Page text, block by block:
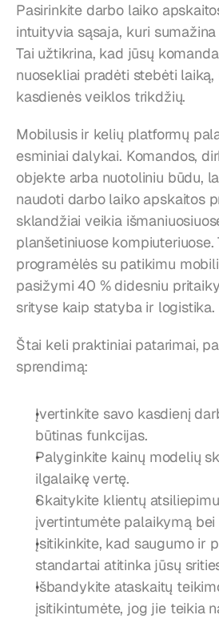
Pasirinkite darbo laiko
intuityvia sąsaja, kuri
Tai užtikrina, kad jūsų
nuosekliai pradėti stebėti
kasdienės veiklos trikdžių.
Mobilusis ir kelių platformų
esminiai dalykai. Komandos,
objekte arba nuotoliniu būdu,
naudoti darbo laiko apskaitos
sklandžiai veikia
planšetiniuose kompiuteriuose.
programėlės su patikimu
pasižymi 40 % didesniu
srityse kaip statyba ir logistika.
Štai keli praktiniai patarimai,
sprendimą:
Įvertinkite savo kasdienį
būtinas funkcijas.
Palyginkite kainų modelių
ilgalaikę vertę.
Skaitykite klientų
įvertintumėte palaikymą bei
Įsitikinkite, kad saugumo ir
standartai atitinka jūsų
Išbandykite ataskaitų
įsitikintumėte, jog jie teikia